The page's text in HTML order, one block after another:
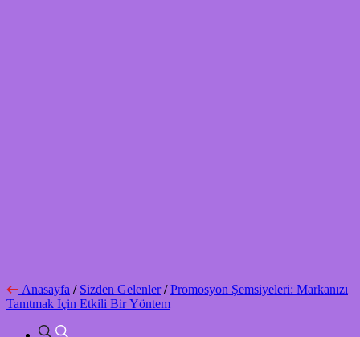
Anasayfa / Sizden Gelenler / Promosyon Şemsiyeleri: Markanızı
Tanıtmak İçin Etkili Bir Yöntem